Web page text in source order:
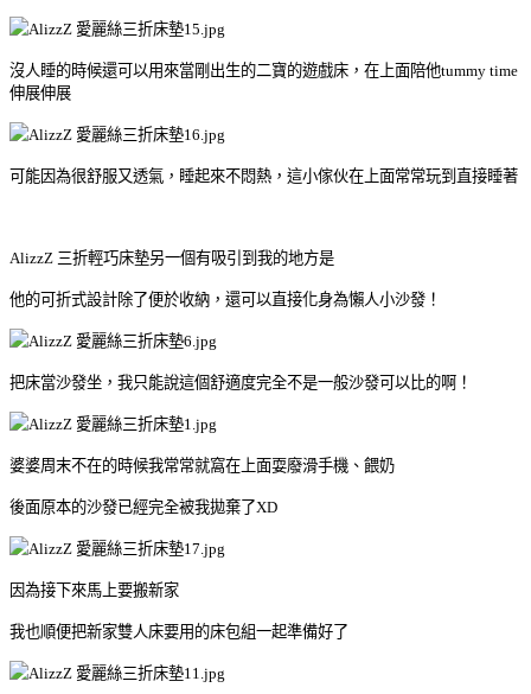
沒人睡的時候還可以用來當剛出生的二寶的遊戲床，在上面陪他tummy time
伸展伸展
可能因為很舒服又透氣，睡起來不悶熱，這小傢伙在上面常常玩到直接睡著
AlizzZ 三折輕巧床墊另一個有吸引到我的地方是
他的可折式設計除了便於收納，還可以直接化身為懶人小沙發！
把床當沙發坐，我只能說這個舒適度完全不是一般沙發可以比的啊！
婆婆周末不在的時候我常常就窩在上面耍廢滑手機、餵奶
後面原本的沙發已經完全被我拋棄了XD
因為接下來馬上要搬新家
我也順便把新家雙人床要用的床包組一起準備好了